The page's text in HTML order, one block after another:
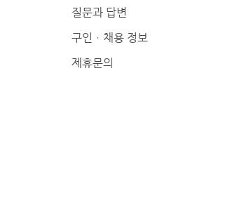
질문과 답변
구인ㆍ채용 정보
제휴문의